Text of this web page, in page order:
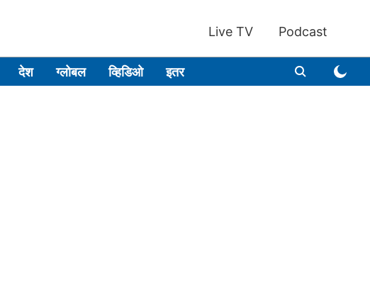
Live TV Podcast
देश ग्लोबल व्हिडिओ इतर